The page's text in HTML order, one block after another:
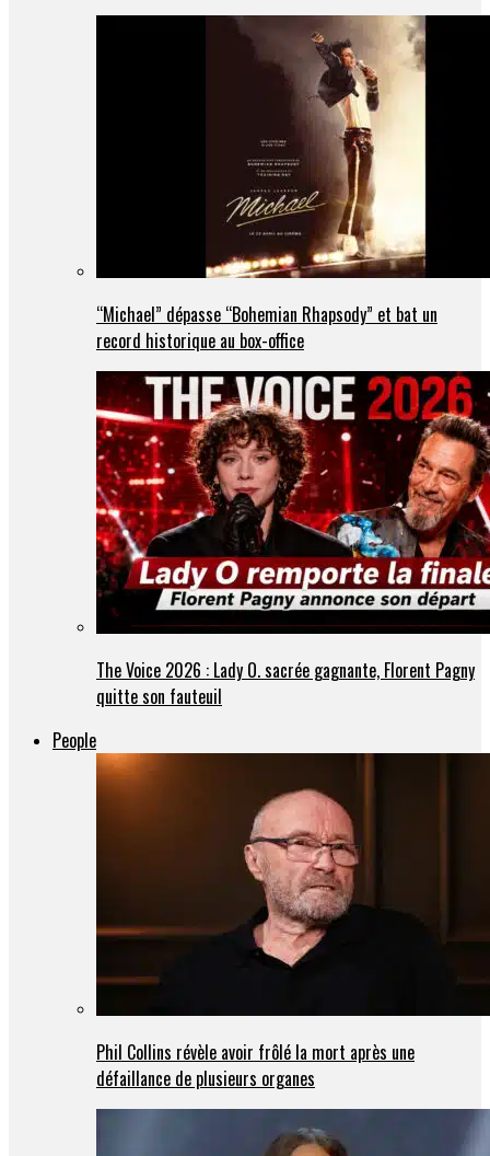
“Michael” dépasse “Bohemian Rhapsody” et bat un
record historique au box-office
The Voice 2026 : Lady O. sacrée gagnante, Florent Pagny
quitte son fauteuil
People
Phil Collins révèle avoir frôlé la mort après une
défaillance de plusieurs organes